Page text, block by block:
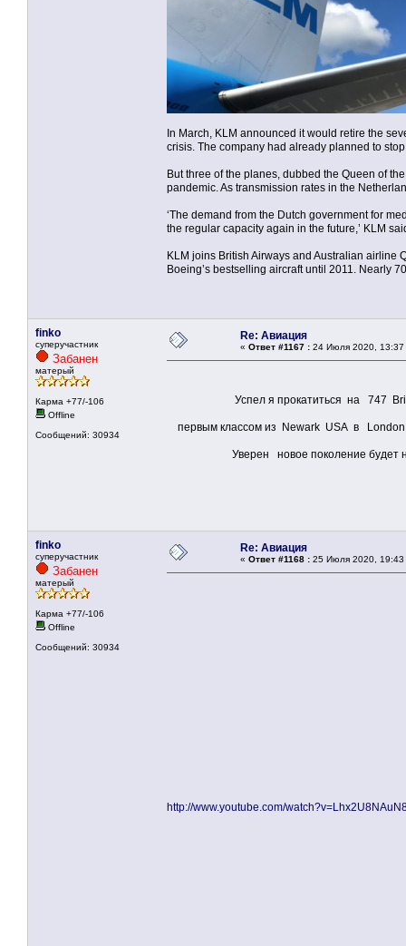
In March, KLM announced it would retire the
crisis. The company had already planned to
But three of the planes, dubbed the Queen of
pandemic. As transmission rates in the
‘The demand from the Dutch government for
the regular capacity again in the future,’ KLM
KLM joins British Airways and Australian airline
Boeing’s bestselling aircraft until 2011. Nearly
finko
суперучастник
Забанен
матерый
Карма +77/-106
Offline
Сообщений: 30934
Re: Авиация
« Ответ #1167 : 24 Июля 2020, 13:37
Успел я прокатиться на 747 British
первым классом из Newark USA в
Уверен новое поколение будет не
finko
суперучастник
Забанен
матерый
Карма +77/-106
Offline
Сообщений: 30934
Re: Авиация
« Ответ #1168 : 25 Июля 2020, 19:43
http://www.youtube.com/